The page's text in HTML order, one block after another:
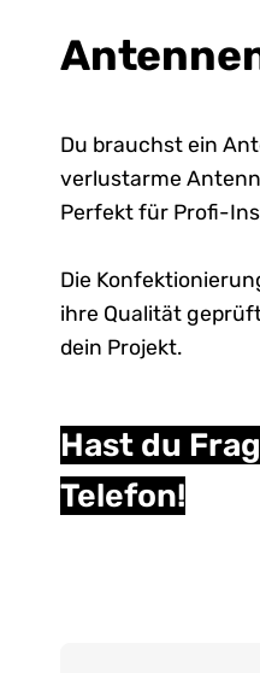
Du brauchst ein
verlustarme
Perfekt für Profi-
Die
ihre Qualität
dein Projekt.
Hast du
Telefon!